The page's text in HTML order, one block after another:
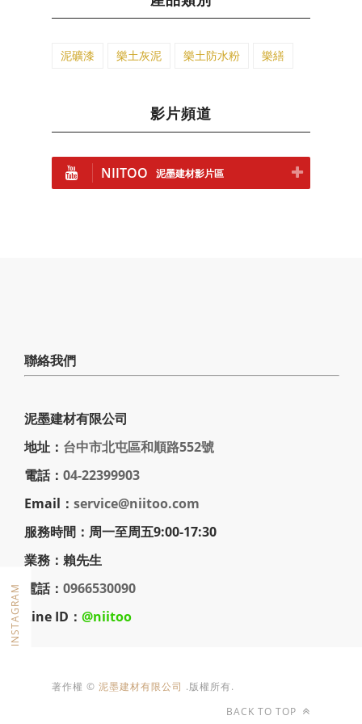
泥礦漆 樂土灰泥 樂土防水粉 樂繕
影片頻道
NIITOO 泥墨建材影片區
聯絡我們
泥墨建材有限公司
地址： 台中市北屯區和順路552號
電話： 04-22399903
Email： service@niitoo.com
服務時間：周一至周五9:00-17:30
業務： 賴先生
電話： 0966530090
Line ID： @niitoo
FOLLOW ON INSTAGRAM 著作權 © 泥墨建材有限公司 .版權所有.
BACK TO TOP